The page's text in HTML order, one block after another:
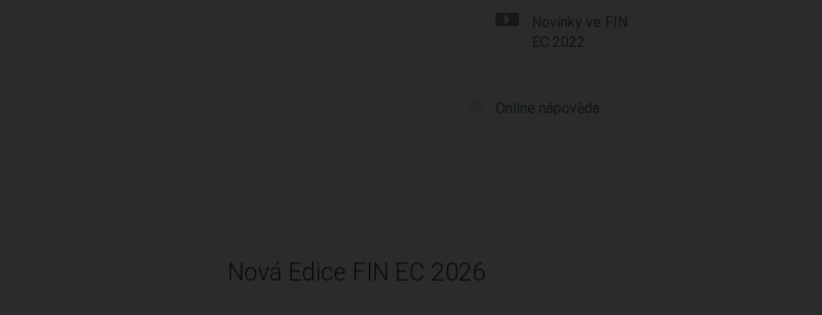
Novinky ve FIN
EC 2022
Online nápověda
Nová Edice FIN EC 2026